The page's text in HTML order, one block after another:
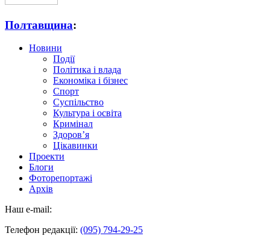
Полтавщина:
Новини
Події
Політика і влада
Економіка і бізнес
Спорт
Суспільство
Культура і освіта
Кримінал
Здоров’я
Цікавинки
Проекти
Блоги
Фоторепортажі
Архів
Наш e-mail:
Телефон редакції: (095) 794-29-25